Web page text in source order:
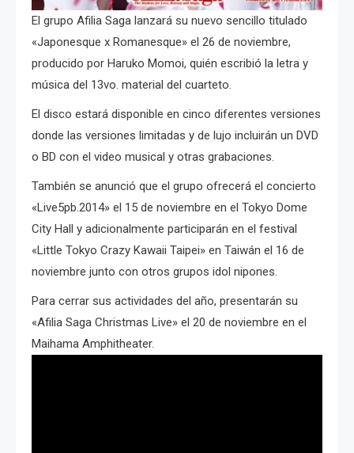
El grupo Afilia Saga lanzará su nuevo sencillo titulado
«Japonesque x Romanesque» el 26 de noviembre,
producido por Haruko Momoi, quién escribió la letra y
música del 13vo. material del cuarteto.
El disco estará disponible en cinco diferentes versiones
donde las versiones limitadas y de lujo incluirán un DVD
o BD con el video musical y otras grabaciones.
También se anunció que el grupo ofrecerá el concierto
«Live5pb.2014» el 15 de noviembre en el Tokyo Dome
City Hall y adicionalmente participarán en el festival
«Little Tokyo Crazy Kawaii Taipei» en Taiwán el 16 de
noviembre junto con otros grupos idol nipones.
Para cerrar sus actividades del año, presentarán su
«Afilia Saga Christmas Live» el 20 de noviembre en el
Maihama Amphitheater.